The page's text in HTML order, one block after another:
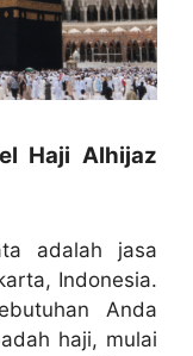
Haji Alhijaz
adalah jasa
Indonesia.
Anda
haji, mulai